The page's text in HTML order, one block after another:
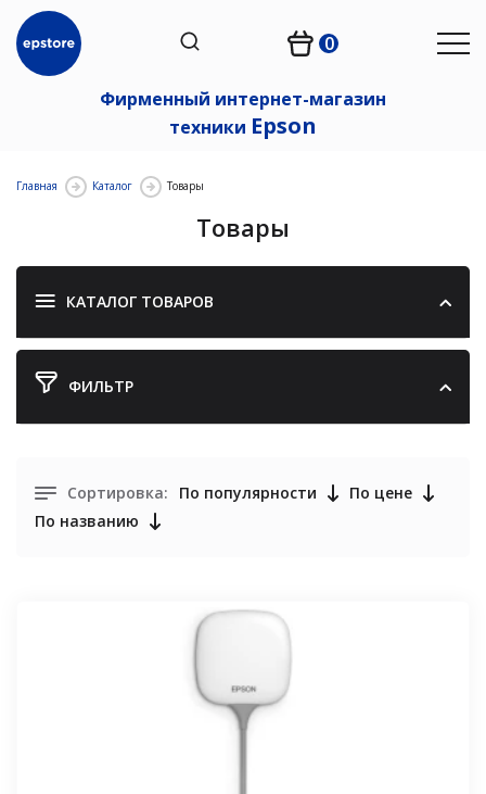
0
Фирменный интернет-магазин
техники Epson
Главная Каталог Товары
Товары
КАТАЛОГ ТОВАРОВ
ФИЛЬТР
Сортировка: По популярности
По цене
По названию